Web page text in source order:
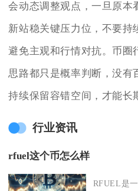
会动态调整观点，一旦原本
新站稳关键压力位，不要持
避免主观和行情对抗。币圈
思路都只是概率判断，没有
持续保留容错空间，才能长
行业资讯
rfuel这个币怎么样
RFUEL是